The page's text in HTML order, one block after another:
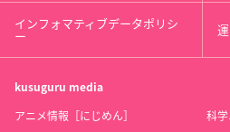
インフォマティブデータポリシ
ー
kusuguru media
アニメ情報［にじめん］
科学